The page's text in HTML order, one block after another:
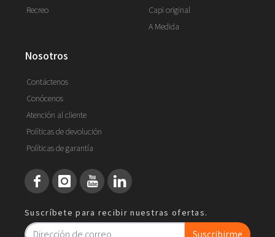
Recreo
Capi original
A Medida
nosotros
Contáctenos
Conócenos
Atención al cliente
Políticas de devolución
Políticas de garantía
Suscríbete para recibir nuestras ofertas.
Suscribirme